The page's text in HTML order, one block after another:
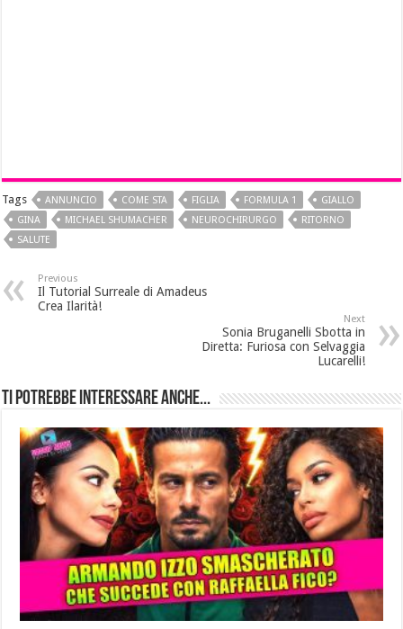
Tags ANNUNCIO COME STA FIGLIA FORMULA 1
GIALLO
GINA
MICHAEL SHUMACHER NEUROCHIRURGO
RITORNO
SALUTE
Previous
Il Tutorial Surreale di Amadeus
Crea Ilarità!
Next
Sonia Bruganelli Sbotta in
Diretta: Furiosa con Selvaggia
Lucarelli!
Ti potrebbe interessare anche...